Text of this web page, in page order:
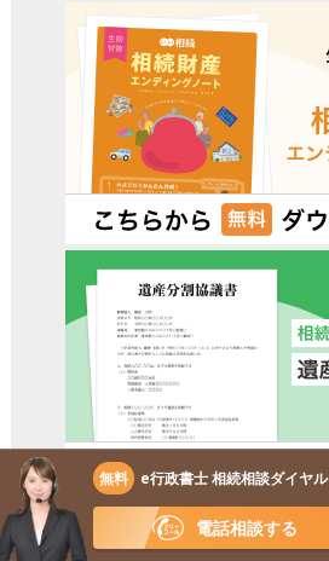
無料 e行政書士 相続相談ダイヤル
電話相談する